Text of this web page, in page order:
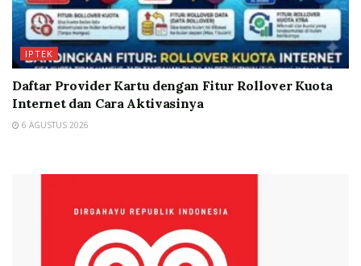
IPTEK
Daftar Provider Kartu dengan Fitur Rollover Kuota
Internet dan Cara Aktivasinya
6 AGUSTUS 2026